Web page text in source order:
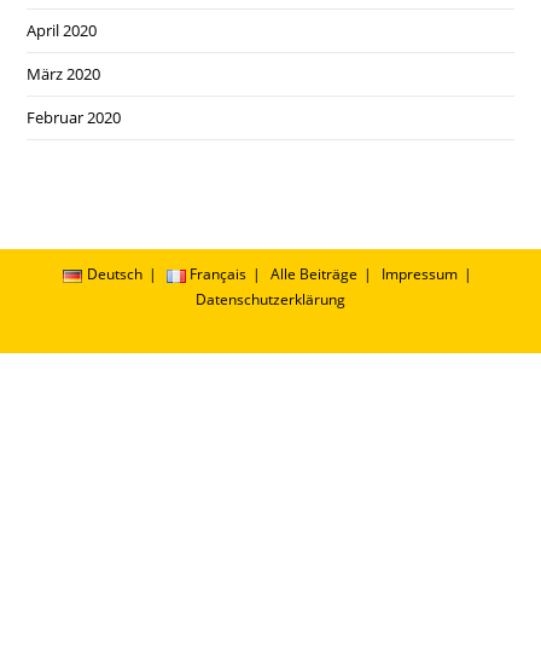
April 2020
März 2020
Februar 2020
Deutsch Français Alle Beiträge
Impressum
Datenschutzerklärung